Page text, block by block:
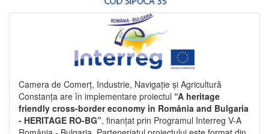
Camera de Comerț, Industrie, Navigație și Agricultură
Constanța are în implementare proiectul “A heritage
friendly cross-border economy in România and Bulgaria
- HERITAGE RO-BG”, finanțat prin Programul Interreg V-A